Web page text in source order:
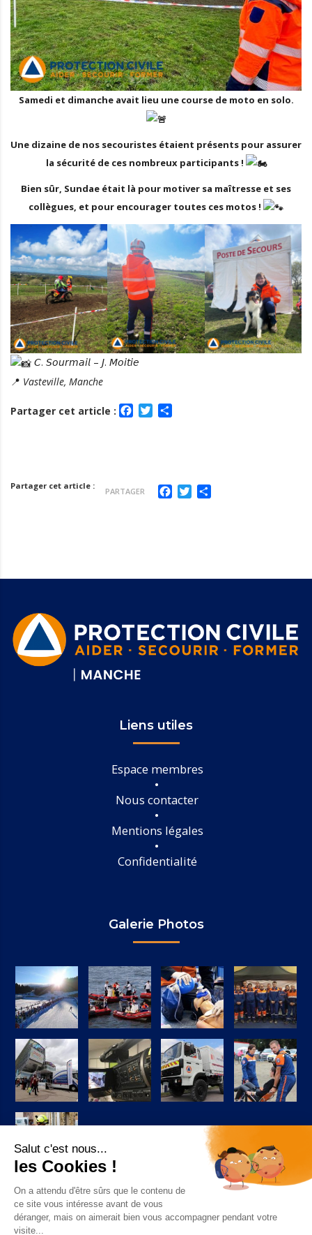
Samedi et dimanche avait lieu une course de moto en solo.
Une dizaine de nos secouristes étaient présents pour assurer
la sécurité de ces nombreux participants !
Bien sûr, Sundae était là pour motiver sa maîtresse et ses
collègues, et pour encourager toutes ces motos !
𝘊. 𝘚𝘰𝘶𝘳𝘮𝘢𝘪𝘭 – 𝘑. 𝘔𝘰𝘪𝘵𝘪𝘦
📍 Vasteville, Manche
Partager cet article : Facebook
Twitter
PARTAGER
Partager cet article : Facebook
Twitter
Liens utiles
Espace membres
Nous contacter
Mentions légales
Confidentialité
Galerie Photos
Suivez-nous sur Facebook